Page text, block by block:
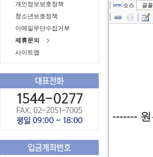
개인정보보호정책
청소년보호정책
이메일무단수집거부
제휴문의
사이트맵
소스 글꼴